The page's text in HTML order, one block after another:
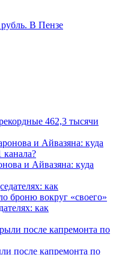
В Пензе
462,3 тысячи
и Айвазяна: куда
как
после капремонта по